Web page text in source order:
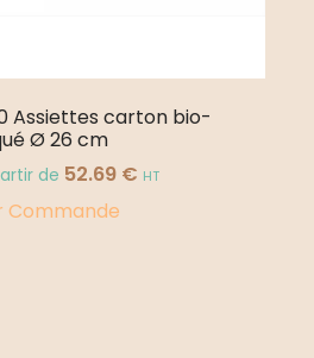
Assiettes carton bio-
Ø 26 cm
de 52.69 € HT
Commande